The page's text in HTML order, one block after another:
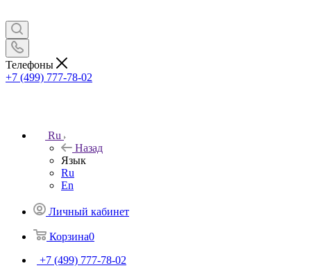
Телефоны
+7 (499) 777-78-02
Ru
Назад
Язык
Ru
En
Личный кабинет
Корзина0
+7 (499) 777-78-02